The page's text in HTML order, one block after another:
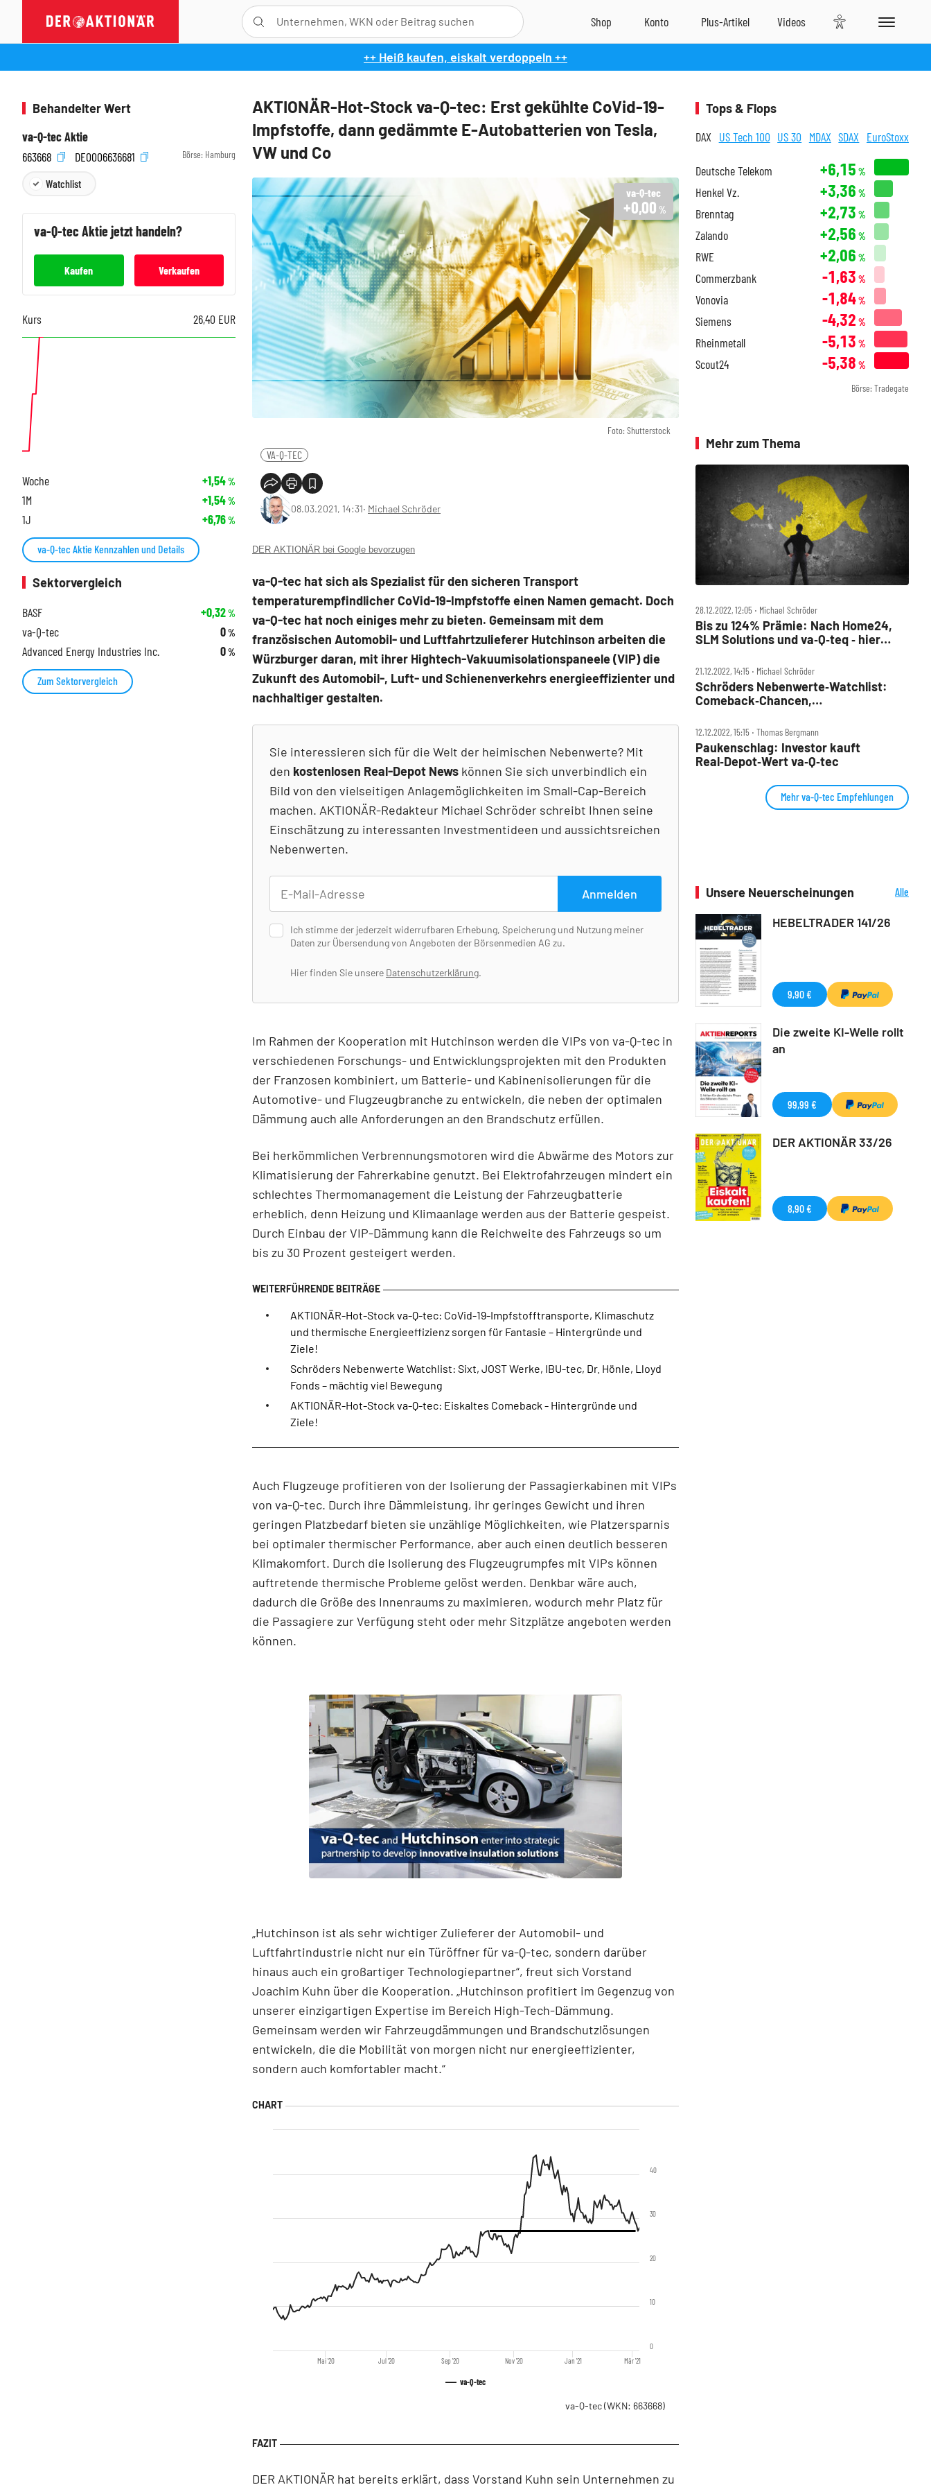
++ Heiß kaufen, eiskalt verdoppeln ++
AKTIONÄR-Hot-Stock va-Q-tec: Erst gekühlte CoVid-19-
Impfstoffe, dann gedämmte E-Autobatterien von Tesla,
VW und Co
Foto: Shutterstock
va-Q-tec
+0,00 %
VA-Q-TEC
08.03.2021, 14:31‧ Michael Schröder
DER AKTIONÄR bei Google bevorzugen
va-Q-tec hat sich als Spezialist für den sicheren Transport
temperaturempfindlicher CoVid-19-Impfstoffe einen Namen gemacht. Doch
va-Q-tec hat noch einiges mehr zu bieten. Gemeinsam mit dem
französischen Automobil- und Luftfahrtzulieferer Hutchinson arbeiten die
Würzburger daran, mit ihrer Hightech-Vakuumisolationspaneele (VIP) die
Zukunft des Automobil-, Luft- und Schienenverkehrs energieeffizienter und
nachhaltiger gestalten.
Sie interessieren sich für die Welt der heimischen Nebenwerte? Mit
den kostenlosen Real-Depot News können Sie sich unverbindlich ein
Bild von den vielseitigen Anlagemöglichkeiten im Small-Cap-Bereich
machen. AKTIONÄR-Redakteur Michael Schröder schreibt Ihnen seine
Einschätzung zu interessanten Investmentideen und aussichtsreichen
Nebenwerten.
Ich stimme der jederzeit widerrufbaren Erhebung, Speicherung und Nutzung meiner
Daten zur Übersendung von Angeboten der Börsenmedien AG zu.
Hier finden Sie unsere Datenschutzerklärung.
Anmelden
Im Rahmen der Kooperation mit Hutchinson werden die VIPs von va-Q-tec in
verschiedenen Forschungs- und Entwicklungsprojekten mit den Produkten
der Franzosen kombiniert, um Batterie- und Kabinenisolierungen für die
Automotive- und Flugzeugbranche zu entwickeln, die neben der optimalen
Dämmung auch alle Anforderungen an den Brandschutz erfüllen.
Bei herkömmlichen Verbrennungsmotoren wird die Abwärme des Motors zur
Klimatisierung der Fahrerkabine genutzt. Bei Elektrofahrzeugen mindert ein
schlechtes Thermomanagement die Leistung der Fahrzeugbatterie
erheblich, denn Heizung und Klimaanlage werden aus der Batterie gespeist.
Durch Einbau der VIP-Dämmung kann die Reichweite des Fahrzeugs so um
bis zu 30 Prozent gesteigert werden.
AKTIONÄR-Hot-Stock va-Q-tec: CoVid-19-Impfstofftransporte, Klimaschutz
und thermische Energieeffizienz sorgen für Fantasie – Hintergründe und
Ziele!
Schröders Nebenwerte Watchlist: Sixt, JOST Werke, IBU-tec, Dr. Hönle, Lloyd
Fonds – mächtig viel Bewegung
AKTIONÄR-Hot-Stock va-Q-tec: Eiskaltes Comeback - Hintergründe und
Ziele!
Auch Flugzeuge profitieren von der Isolierung der Passagierkabinen mit VIPs
von va-Q-tec. Durch ihre Dämmleistung, ihr geringes Gewicht und ihren
geringen Platzbedarf bieten sie unzählige Möglichkeiten, wie Platzersparnis
bei optimaler thermischer Performance, aber auch einen deutlich besseren
Klimakomfort. Durch die Isolierung des Flugzeugrumpfes mit VIPs können
auftretende thermische Probleme gelöst werden. Denkbar wäre auch,
dadurch die Größe des Innenraums zu maximieren, wodurch mehr Platz für
die Passagiere zur Verfügung steht oder mehr Sitzplätze angeboten werden
können.
„Hutchinson ist als sehr wichtiger Zulieferer der Automobil- und
Luftfahrtindustrie nicht nur ein Türöffner für va-Q-tec, sondern darüber
hinaus auch ein großartiger Technologiepartner“, freut sich Vorstand
Joachim Kuhn über die Kooperation. „Hutchinson profitiert im Gegenzug von
unserer einzigartigen Expertise im Bereich High-Tech-Dämmung.
Gemeinsam werden wir Fahrzeugdämmungen und Brandschutzlösungen
entwickeln, die die Mobilität von morgen nicht nur energieeffizienter,
sondern auch komfortabler macht.“
va-Q-tec
Mai '20 Jul '20 Sep '20 Nov '20 Jan '21 Mär '21
0
10
20
30
40
va-Q-tec(WKN: 663668)
DER AKTIONÄR hat bereits erklärt, dass Vorstand Kuhn sein Unternehmen zu
Behandelter Wert
va-Q-tec Aktie
663668
DE0006636681 Börse: Hamburg
Watchlist
va-Q-tecAktie jetzt handeln?
Kaufen Verkaufen
Kurs 26,40 EUR
Woche +1,54%
1M +1,54%
1J +6,76%
va-Q-tec Aktie Kennzahlen und Details
Sektorvergleich
BASF
+0,32%
va-Q-tec 0%
Advanced Energy Industries Inc. 0%
Zum Sektorvergleich
Tops & Flops
DAX US Tech 100 US 30 MDAX SDAX EuroStoxx
Deutsche Telekom +6,15 %
Henkel Vz. +3,36 %
Brenntag +2,73 %
Zalando +2,56 %
RWE +2,06 %
Commerzbank -1,63 %
Vonovia -1,84%
Siemens -4,32 %
Rheinmetall -5,13 %
Scout24 -5,38 %
Börse: Tradegate
Mehr zum Thema
28.12.2022, 12:05 ‧ Michael Schröder
Bis zu 124% Prämie: Nach Home24,
SLM Solutions und va‑Q‑teq ‑ hier
Übernahmekandidaten!
21.12.2022, 14:15 ‧ Michael Schröder
Schröders Nebenwerte‑Watchlist:
Comeback‑Chancen,
mehr – das bringt 2023!
12.12.2022, 15:15 ‧ Thomas Bergmann
Paukenschlag: Investor kauft
Real‑Depot‑Wert va‑Q‑tec
Mehr va-Q-tec Empfehlungen
Unsere Neuerscheinungen
Alle
HEBELTRADER 141/26
9,90 €
Die zweite KI-Welle rollt
an
99,99 €
DER AKTIONÄR 33/26
8,90 €